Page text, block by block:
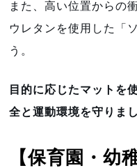
また、高い位置からの
ウレタンを使用した「
う。
目的に応じたマットを
全と運動環境を守りま
【保育園・幼